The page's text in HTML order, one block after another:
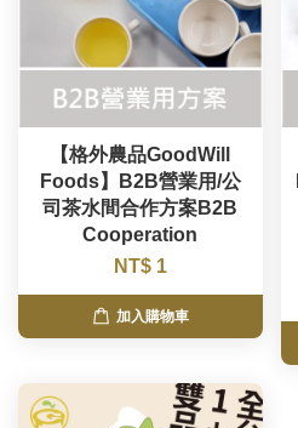
【格外農品GoodWill
Foods】B2B營業用/公
司茶水間合作方案B2B
Cooperation
NT$ 1
加入購物車